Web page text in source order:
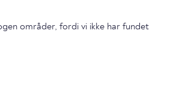
områder, fordi vi ikke har fundet